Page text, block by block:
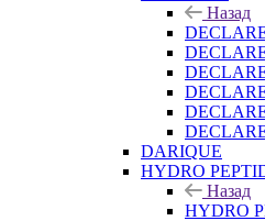
Назад
DARIQUE
HYDRO
Назад
HYDRO